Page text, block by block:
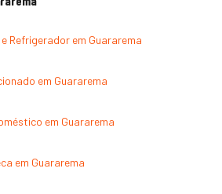
Refrigerador em Guararema
em Guararema
em Guararema
em Guararema